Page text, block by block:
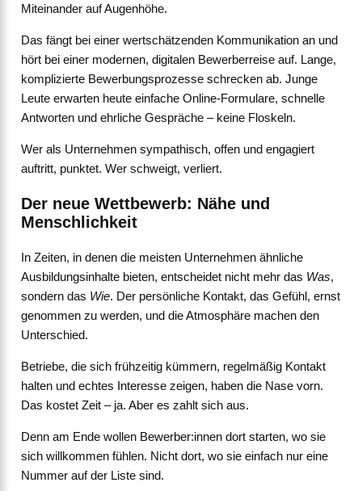
Miteinander auf Augenhöhe.
Das fängt bei einer wertschätzenden Kommunikation an und
hört bei einer modernen, digitalen Bewerberreise auf. Lange,
komplizierte Bewerbungsprozesse schrecken ab. Junge
Leute erwarten heute einfache Online-Formulare, schnelle
Antworten und ehrliche Gespräche – keine Floskeln.
Wer als Unternehmen sympathisch, offen und engagiert
auftritt, punktet. Wer schweigt, verliert.
Der neue Wettbewerb: Nähe und
Menschlichkeit
In Zeiten, in denen die meisten Unternehmen ähnliche
Ausbildungsinhalte bieten, entscheidet nicht mehr das Was,
sondern das Wie. Der persönliche Kontakt, das Gefühl, ernst
genommen zu werden, und die Atmosphäre machen den
Unterschied.
Betriebe, die sich frühzeitig kümmern, regelmäßig Kontakt
halten und echtes Interesse zeigen, haben die Nase vorn.
Das kostet Zeit – ja. Aber es zahlt sich aus.
Denn am Ende wollen Bewerber:innen dort starten, wo sie
sich willkommen fühlen. Nicht dort, wo sie einfach nur eine
Nummer auf der Liste sind.